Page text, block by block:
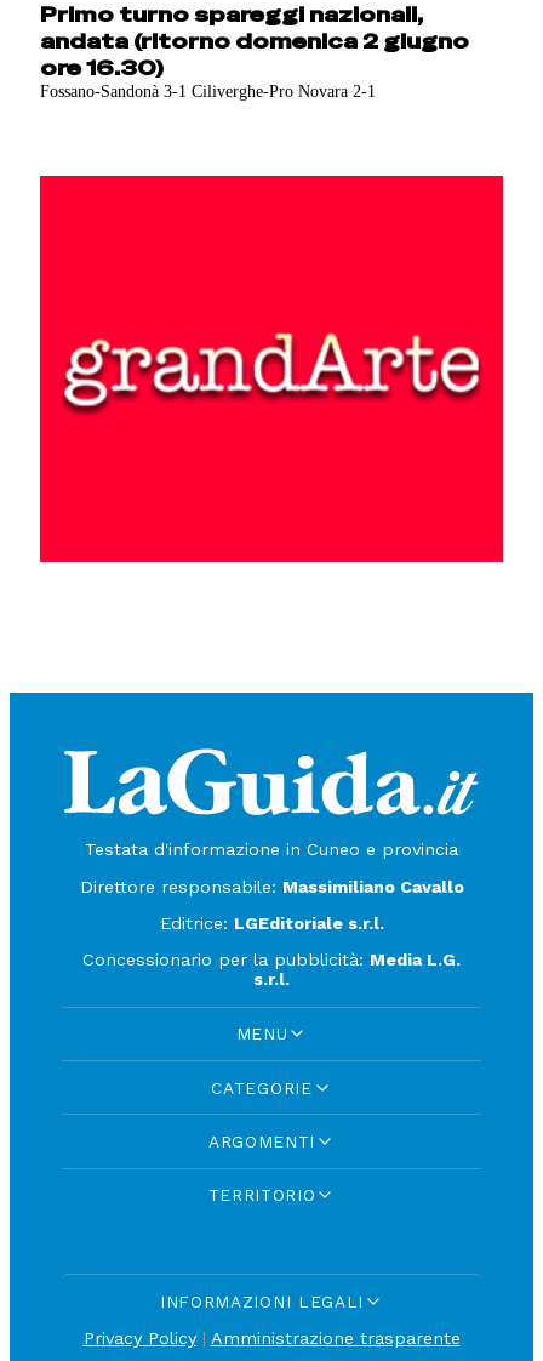
Primo turno spareggi nazionali,
andata (ritorno domenica 2 giugno
ore 16.30)
Fossano-Sandonà 3-1 Ciliverghe-Pro Novara 2-1
Testata d'informazione in Cuneo e provincia
Direttore responsabile: Massimiliano Cavallo
Editrice: LGEditoriale s.r.l.
Concessionario per la pubblicità: Media L.G.
s.r.l.
MENU
CATEGORIE
ARGOMENTI
TERRITORIO
INFORMAZIONI LEGALI
Privacy Policy| Amministrazione trasparente